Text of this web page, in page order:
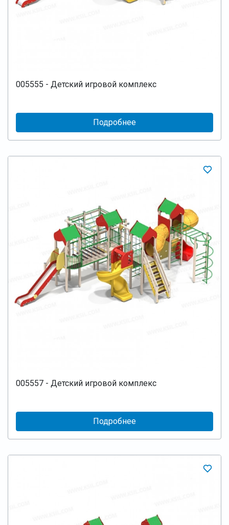
005555 - Детский игровой комплекс
Подробнее
005557 - Детский игровой комплекс
Подробнее